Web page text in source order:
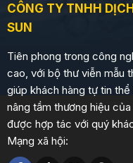
CÔNG TY TNHH
SUN
Tiên phong trong công
cao, với bộ thư viễn mẫu
giúp khách hàng tự tin
nâng tầm thương hiệu
được hợp tác với quý
Mạng xã hội: